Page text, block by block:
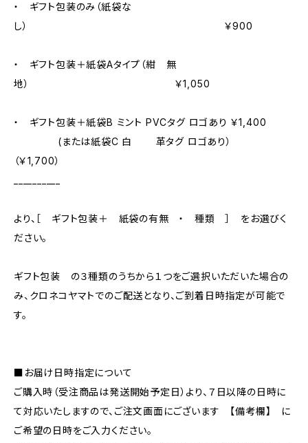
・ ギフト包装のみ（紙袋な
し） ￥900
・ ギフト包装＋紙袋Aタイプ（紺 無
地） ￥1,050
・ ギフト包装＋紙袋B ミント PVCタグ ロゴあり ￥1,400
(または紙袋C 白 革タグ ロゴあり）
（￥1,700）
より、［ ギフト包装＋ 紙袋の有無 ・ 種類 ］ をお選びく
ださい。
ギフト包装 の３種類のうちから１つをご選択いただいた場合の
み、クロネコヤマトでのご配送となり、ご到着日時指定が可能で
す。
■お届け日時指定について
ご購入時（受注商品は発送開始予定日）より、７日以降の日時に
て対応いたしますので、ご注文画面にございます 【備考欄】 に
ご希望の日時をご入力ください。